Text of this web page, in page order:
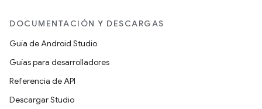
DOCUMENTACIÓN Y DESCARGAS
Guía de Android Studio
Guías para desarrolladores
Referencia de API
Descargar Studio